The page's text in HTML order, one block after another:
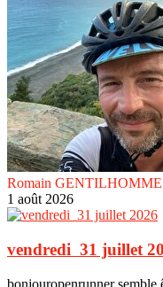
Romain GENTILHOMME
1 août 2026
vendredi 31 juillet
bonjouropenrunner semble